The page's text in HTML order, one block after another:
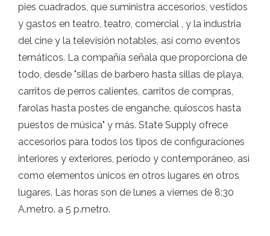
pies cuadrados, que suministra accesorios, vestidos
y gastos en teatro, teatro, comercial , y la industria
del cine y la televisión notables, así como eventos
temáticos. La compañía señala que proporciona de
todo, desde "sillas de barbero hasta sillas de playa,
carritos de perros calientes, carritos de compras,
farolas hasta postes de enganche, quioscos hasta
puestos de música" y más. State Supply ofrece
accesorios para todos los tipos de configuraciones
interiores y exteriores, período y contemporáneo, así
como elementos únicos en otros lugares en otros
lugares. Las horas son de lunes a viernes de 8:30
A.metro. a 5 p.metro.